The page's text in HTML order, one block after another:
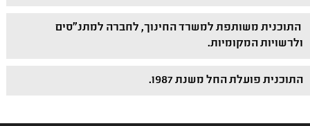
התוכנית משותפת למשרד החינוך, לחברה למתנ"סים
ולרשויות המקומיות.
התוכנית פועלת החל משנת 1987.